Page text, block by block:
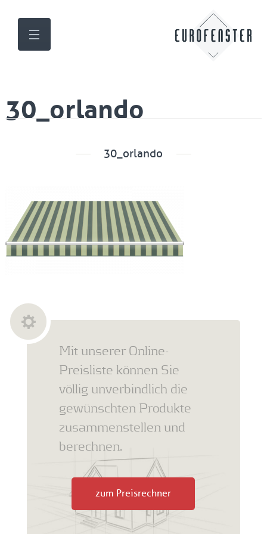
30_orlando
30_orlando
Mit unserer Online-
Preisliste können Sie
völlig unverbindlich die
gewünschten Produkte
zusammenstellen und
berechnen.
zum Preisrechner